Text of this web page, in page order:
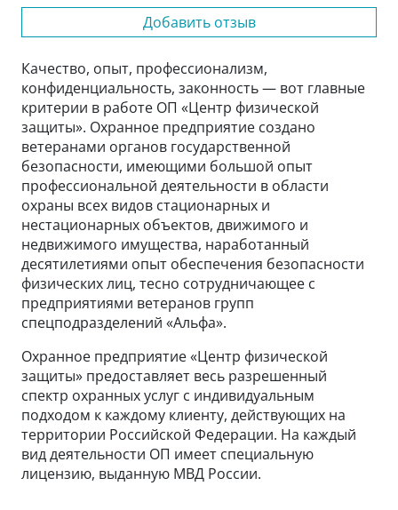
Добавить отзыв
Качество, опыт, профессионализм,
конфиденциальность, законность — вот главные
критерии в работе ОП «Центр физической
защиты». Охранное предприятие создано
ветеранами органов государственной
безопасности, имеющими большой опыт
профессиональной деятельности в области
охраны всех видов стационарных и
нестационарных объектов, движимого и
недвижимого имущества, наработанный
десятилетиями опыт обеспечения безопасности
физических лиц, тесно сотрудничающее с
предприятиями ветеранов групп
спецподразделений «Альфа».
Охранное предприятие «Центр физической
защиты» предоставляет весь разрешенный
спектр охранных услуг с индивидуальным
подходом к каждому клиенту, действующих на
территории Российской Федерации. На каждый
вид деятельности ОП имеет специальную
лицензию, выданную МВД России.